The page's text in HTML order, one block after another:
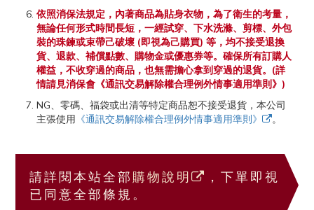
依照消保法規定，內著商品為貼身衣物，為了衛生的考量，
無論任何形式時間長短，一經試穿、下水洗滌、剪標、外包
裝的珠鍊或束帶己破壞 (即視為己購買) 等，均不接受退換
貨、退款、補償點數、購物金或優惠券等。確保所有訂購人
權益，不收穿過的商品，也無需擔心拿到穿過的退貨。(詳
情請見消保會《通訊交易解除權合理例外情事適用準則》)
NG、零碼、福袋或出清等特定商品恕不接受退貨，本公司
主張使用 《通訊交易解除權合理例外情事適用準則》 。
請詳閱本站全部 購物說明
，下單即視
已同意全部條規。